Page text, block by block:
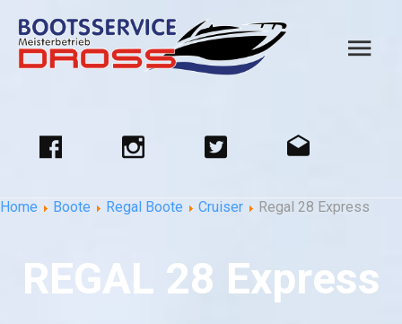
Home Boote Regal Boote Cruiser Regal 28 Express
REGAL 28 Express